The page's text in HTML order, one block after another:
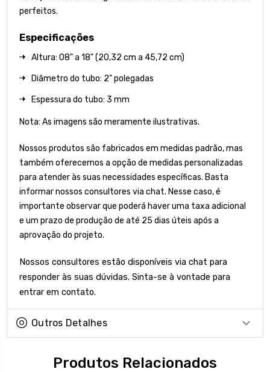
perfeitos.
Especificações
Altura: 08" a 18" (20,32 cm a 45,72 cm)
Diâmetro do tubo: 2" polegadas
Espessura do tubo: 3 mm
Nota: As imagens são meramente ilustrativas.
Nossos produtos são fabricados em medidas padrão, mas
também oferecemos a opção de medidas personalizadas
para atender às suas necessidades específicas. Basta
informar nossos consultores via chat. Nesse caso, é
importante observar que poderá haver uma taxa adicional
e um prazo de produção de até 25 dias úteis após a
aprovação do projeto.
Nossos consultores estão disponíveis via chat para
responder às suas dúvidas. Sinta-se à vontade para
entrar em contato.
Outros Detalhes
Produtos Relacionados